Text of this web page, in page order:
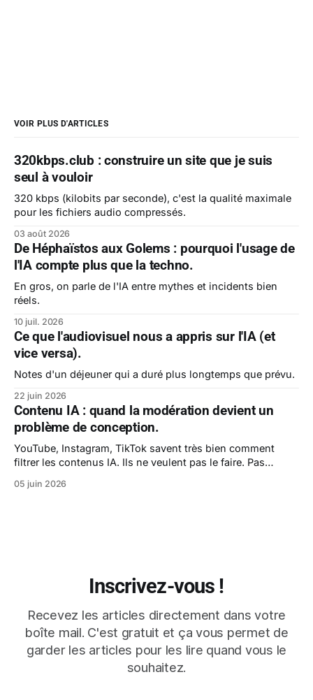
VOIR PLUS D'ARTICLES
320kbps.club : construire un site que je suis
seul à vouloir
320 kbps (kilobits par seconde), c'est la qualité maximale
pour les fichiers audio compressés.
03 août 2026
De Héphaïstos aux Golems : pourquoi l'usage de
l'IA compte plus que la techno.
En gros, on parle de l'IA entre mythes et incidents bien
réels.
10 juil. 2026
Ce que l'audiovisuel nous a appris sur l'IA (et
vice versa).
Notes d'un déjeuner qui a duré plus longtemps que prévu.
22 juin 2026
Contenu IA : quand la modération devient un
problème de conception.
YouTube, Instagram, TikTok savent très bien comment
filtrer les contenus IA. Ils ne veulent pas le faire. Pas
05 juin 2026
Inscrivez-vous !
Recevez les articles directement dans votre
boîte mail. C'est gratuit et ça vous permet de
garder les articles pour les lire quand vous le
souhaitez.